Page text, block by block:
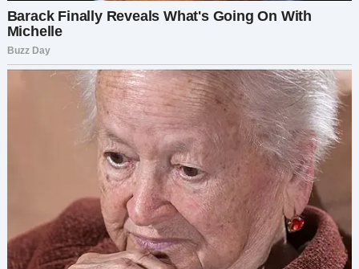
давала шанс. Возможно, именно тот, которого
мы так долго ждали.
Когда позже, на кухне, Даниил заговорил о Яше
снова, его голос был наполнен надеждой:
— Ты бы подумала о том, чтобы попробовать
взять его в приёмную семью вместе со мной?
Он потрясающий ребёнок. Мне кажется, мы
можем ему дать то, что он заслуживает.
Я посмотрела на него. Его глаза искали мою
реакцию.